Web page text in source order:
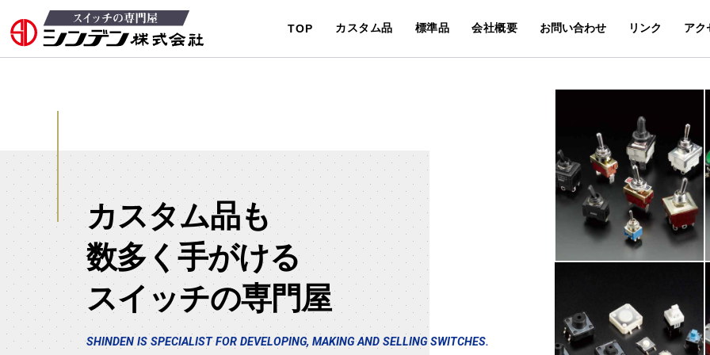
TOP カスタム品 標準品 会社概要 お問い合わせ リンク アク
カスタム品も
数多く手がける
スイッチの専門屋
SHINDEN IS SPECIALIST FOR DEVELOPING, MAKING AND SELLING SWITCHES.